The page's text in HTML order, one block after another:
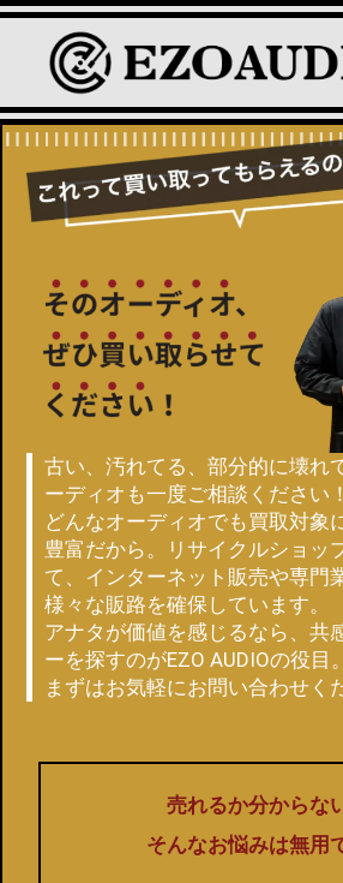
【買取事例】BOZAK
古い、汚れてる、部分的に壊れ
ーディオも一度ご相談ください！
どんなオーディオでも買取対象
豊富だから。リサイクルショッ
て、インターネット販売や専門
様々な販路を確保しています。
アナタが価値を感じるなら、共
ーを探すのがEZO AUDIOの役目。
まずはお気軽にお問い合わせく
売れるか分からな
そんなお悩みは無用